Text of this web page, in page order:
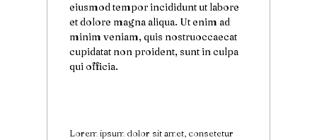
eiusmod tempor incididunt ut labore
et dolore magna aliqua. Ut enim ad
minim veniam, quis nostruoccaecat
cupidatat non proident, sunt in culpa
qui officia.
Lorem ipsum dolor sit amet, consetetur